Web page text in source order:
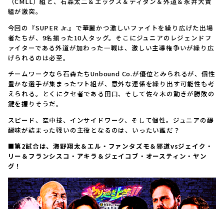
組が激突。
今回の『SUPER Jr.』で華麗かつ激しいファイトを繰り広げた出場
者たちが、9名揃った10人タッグ。そこにジュニアのレジェンドフ
ァイターである外道が加わった一戦は、激しい主導権争いが繰り広
げられるのは必至。
チームワークなら石森たちUnbound Co.が優位とみられるが、個性
豊かな選手が集まったワト組が、意外な連係を繰り出す可能性も考
えられる。とくにクセ者である田口、そして佐々木の動きが勝敗の
鍵を握りそうだ。
スピード、空中技、インサイドワーク、そして個性。ジュニアの醍
醐味が詰まった戦いの主役となるのは、いったい誰だ？
■第2試合は、海野翔太＆エル・ファンタズモ＆邪道vsジェイク・
リー＆フランシスコ・アキラ＆ジェイコブ・オースティン・ヤン
グ！